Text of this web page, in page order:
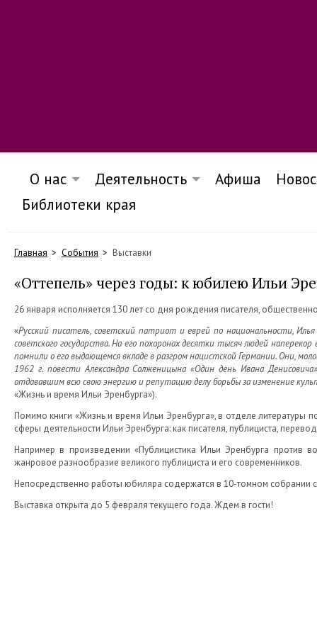
О нас Деятельность Афиша
Библиотеки края
Главная События Выставки
«Оттепель» через годы: к юбилею Ильи
26 января исполняется 130 лет со дня рождения писателя,
«Русский писатель, советский патриот и еврей по национальности,
советского государства. На его похоронах десятки тысяч людей
помнили о его выдающемся вкладе в разгром нацистской Германии. Они,
1962 г. повести Александра Солженицына «Один день Ивана
отдававшим всю свою энергию и репутацию делу борьбы за изменение
«Жизнь и время Ильи Эренбурга»).
Помимо книги «Жизнь и время Ильи Эренбурга», в отделе литературы
сферы деятельности Ильи Эренбурга: как писателя, публициста,
Например в произведении «Публицистика Ильи Эренбурга против
жанровое разнообразие великого публициста и его современников.
Непосредственно работы юбиляра содержатся в 10-томном собрании
Выставка открыта до 5 февраля текущего года. Ждем в гости!